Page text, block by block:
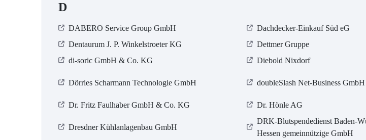
D
DABERO Service Group GmbH Dachdecker-Einkauf Süd eG
Dentaurum J. P. Winkelstroeter KG
Dettmer Gruppe
di-soric GmbH & Co. KG
Diebold Nixdorf
Dörries Scharmann Technologie GmbH doubleSlash Net-Business GmbH
Dr. Fritz Faulhaber GmbH & Co. KG
Dr. Hönle AG
Dresdner Kühlanlagenbau GmbH
DRK-Blutspendedienst Baden-
Hessen gemeinnützige GmbH